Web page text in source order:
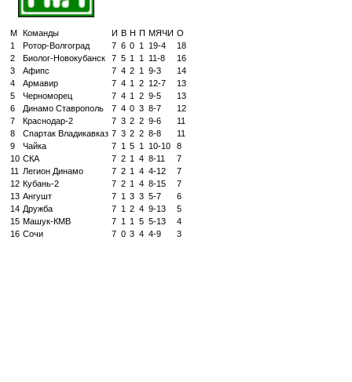
М Команды И В Н П МЯЧИ О
1
Ротор-Волгоград 7 6 0 1 19-4
18
2
Биолог-Новокубанск 7 5 1 1 11-8
16
3
Афипс 7 4 2 1 9-3
14
4
Армавир 7 4 1 2 12-7
13
5
Черноморец 7 4 1 2 9-5
13
6
Динамо Ставрополь 7 4 0 3 8-7
12
7
Краснодар-2 7 3 2 2 9-6
11
8
Спартак Владикавказ 7 3 2 2 8-8
11
9
Чайка 7 1 5 1 10-10
8
10 СКА 7 2 1 4 8-11
7
11
Легион Динамо 7 2 1 4 4-12
7
12 Кубань-2 7 2 1 4 8-15
7
13 Ангушт 7 1 3 3 5-7
6
14 Дружба 7 1 2 4 9-13
5
15 Машук-КМВ 7 1 1 5 5-13
4
16 Сочи 7 0 3 4 4-9 3